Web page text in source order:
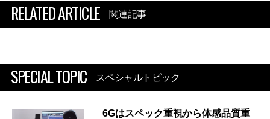
RELATED ARTICLE 関連記事
SPECIAL TOPIC スペシャルトピック
6Gはスペック重視から体感品質重